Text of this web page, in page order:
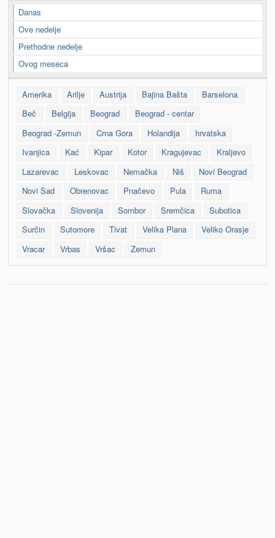
Danas
Ove nedelje
Prethodne nedelje
Ovog meseca
Amerika Arilje Austrija Bajina Bašta
Barselona
Beč
Belgija Beograd
Beograd - centar
Beograd -Zemun
Crna Gora Holandija
hrvatska
Ivanjica
Kać Kipar Kotor Kragujevac
Kraljevo
Lazarevac
Leskovac Nemačka Niš
Novi Beograd
Novi Sad
Obrenovac Pnačevo Pula
Ruma
Slovačka
Slovenija Sombor Sremčica
Subotica
Surčin
Sutomore Tivat Velika Plana
Veliko Orasje
Vracar
Vrbas Vršac Zemun